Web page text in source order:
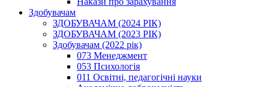
Здобувачам
ЗДОБУВАЧАМ (2024 РІК)
ЗДОБУВАЧАМ (2023 РІК)
Здобувачам (2022 рік)
073 Менеджмент
053 Психологія
011 Освітні, педагогічні науки